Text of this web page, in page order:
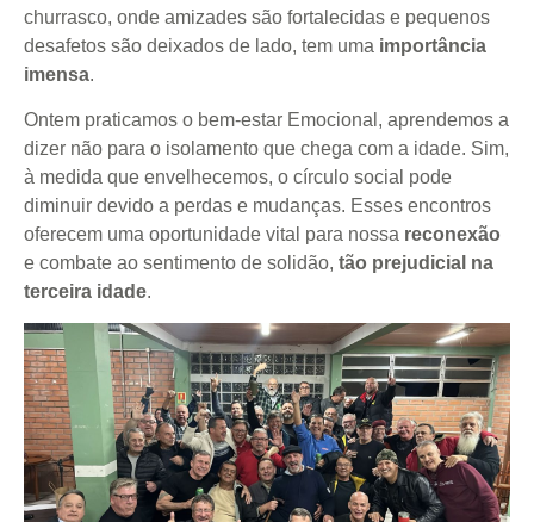
churrasco, onde amizades são fortalecidas e pequenos
desafetos são deixados de lado, tem uma importância
imensa.
Ontem praticamos o bem-estar Emocional, aprendemos a
dizer não para o isolamento que chega com a idade. Sim,
à medida que envelhecemos, o círculo social pode
diminuir devido a perdas e mudanças. Esses encontros
oferecem uma oportunidade vital para nossa reconexão
e combate ao sentimento de solidão, tão prejudicial na
terceira idade.